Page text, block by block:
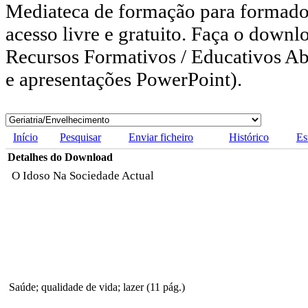
Mediateca de formação para
acesso livre e gratuito. Faça o
Recursos Formativos / Educativos
e apresentações PowerPoint).
Início Pesquisar Enviar ficheiro Histórico
Detalhes do Download
O Idoso Na Sociedade Actual
Saúde; qualidade de vida; lazer (11 pág.)